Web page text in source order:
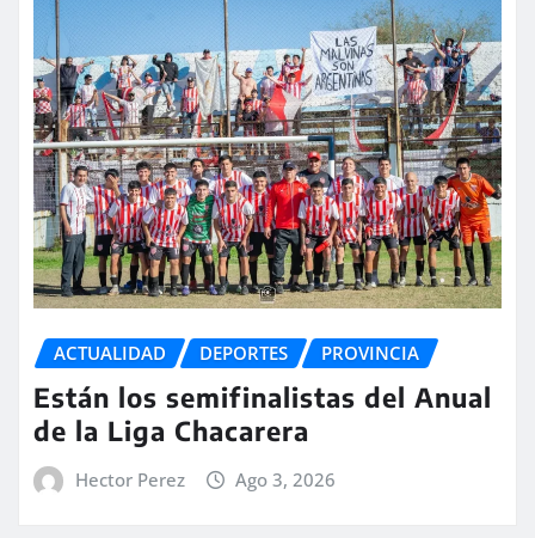
ACTUALIDAD DEPORTES PROVINCIA
Están los semifinalistas del Anual
de la Liga Chacarera
Hector Perez Ago 3, 2026